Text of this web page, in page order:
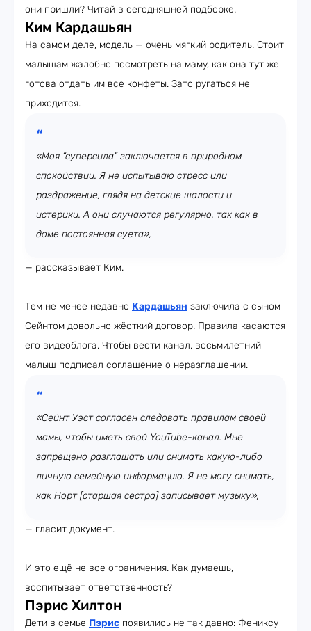
они пришли? Читай в сегодняшней подборке.
Ким Кардашьян
На самом деле, модель — очень мягкий родитель. Стоит
малышам жалобно посмотреть на маму, как она тут же
готова отдать им все конфеты. Зато ругаться не
приходится.
«Моя “суперсила” заключается в природном
спокойствии. Я не испытываю стресс или
раздражение, глядя на детские шалости и
истерики. А они случаются регулярно, так как в
доме постоянная суета»,
— рассказывает Ким.
Тем не менее недавно Кардашьян заключила с сыном
Сейнтом довольно жёсткий договор. Правила касаются
его видеоблога. Чтобы вести канал, восьмилетний
малыш подписал соглашение о неразглашении.
«Сейнт Уэст согласен следовать правилам своей
мамы, чтобы иметь свой YouTube-канал. Мне
запрещено разглашать или снимать какую-либо
личную семейную информацию. Я не могу снимать,
как Норт [старшая сестра] записывает музыку»,
— гласит документ.
И это ещё не все ограничения. Как думаешь,
воспитывает ответственность?
Пэрис Хилтон
Дети в семье Пэрис появились не так давно: Фениксу